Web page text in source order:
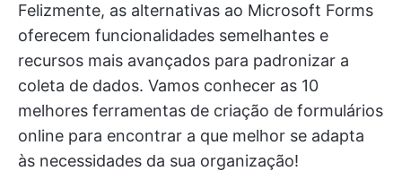
Felizmente, as alternativas ao Microsoft Forms
oferecem funcionalidades semelhantes e
recursos mais avançados para padronizar a
coleta de dados. Vamos conhecer as 10
melhores ferramentas de criação de formulários
online para encontrar a que melhor se adapta
às necessidades da sua organização!